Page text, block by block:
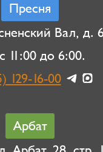
Пресня
Вал, д.
11:00 до 6:00.
129-16-00
Арбат